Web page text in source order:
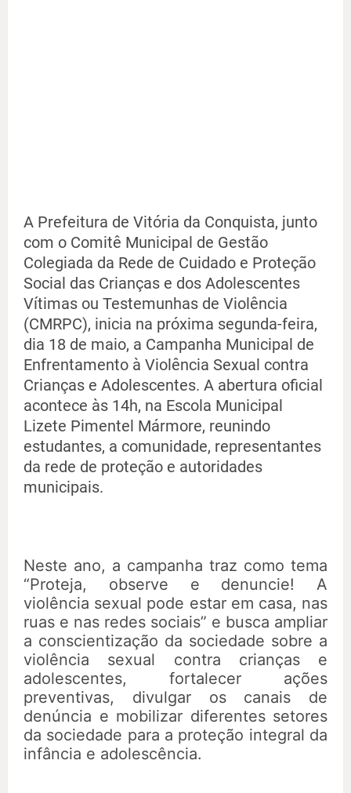
A Prefeitura de Vitória da Conquista, junto
com o Comitê Municipal de Gestão
Colegiada da Rede de Cuidado e Proteção
Social das Crianças e dos Adolescentes
Vítimas ou Testemunhas de Violência
(CMRPC), inicia na próxima segunda-feira,
dia 18 de maio, a Campanha Municipal de
Enfrentamento à Violência Sexual contra
Crianças e Adolescentes. A abertura oficial
acontece às 14h, na Escola Municipal
Lizete Pimentel Mármore, reunindo
estudantes, a comunidade, representantes
da rede de proteção e autoridades
municipais.
Neste ano, a campanha traz como tema
“Proteja, observe e denuncie! A
violência sexual pode estar em casa, nas
ruas e nas redes sociais” e busca ampliar
a conscientização da sociedade sobre a
violência sexual contra crianças e
adolescentes, fortalecer ações
preventivas, divulgar os canais de
denúncia e mobilizar diferentes setores
da sociedade para a proteção integral da
infância e adolescência.